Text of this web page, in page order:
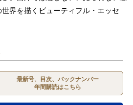
界を描くビューティフル・エッセ
最新号、目次、バックナンバー
年間購読はこちら